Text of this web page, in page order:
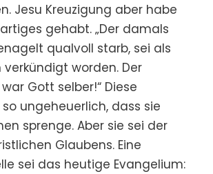
Jesu Kreuzigung aber habe
gehabt. „Der damals
qualvoll starb, sei als
verkündigt worden. Der
Gott selber!“ Diese
ungeheuerlich, dass sie
sprenge. Aber sie sei der
Glaubens. Eine
sei das heutige Evangelium: